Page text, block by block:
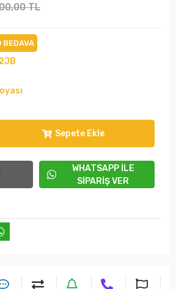
TL
BEDAVA
Sepete Ekle
WHATSAPP İLE
SİPARİŞ VER